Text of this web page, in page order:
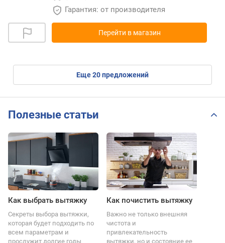
Гарантия: от производителя
Перейти в магазин
eще20предложений
Полезные статьи
Как выбрать вытяжку
Секреты выбора вытяжки,
которая будет подходить по
всем параметрам и
прослужит долгие годы
Как почистить вытяжку
Важно не только внешняя
чистота и
привлекательность
вытяжки, но и состояние ее